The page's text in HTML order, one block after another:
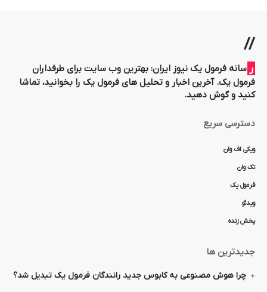
//
رسانه فرمول یک نیوز ایران: بهترین وب سایت برای طرفداران
فرمول یک. آخرین اخبار و تحلیل های فرمول یک را بخوانید، تماشا
کنید و گوش دهید.
دسترسی سریع
ویکی اف وان
تک وان
فرمول یک
ویدئو
پخش زنده
جدیدترین ها
چرا هوش مصنوعی به کابوس جدید رانندگان فرمول یک تبدیل شد؟